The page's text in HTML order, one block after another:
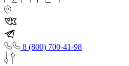
8 (800) 700-41-98